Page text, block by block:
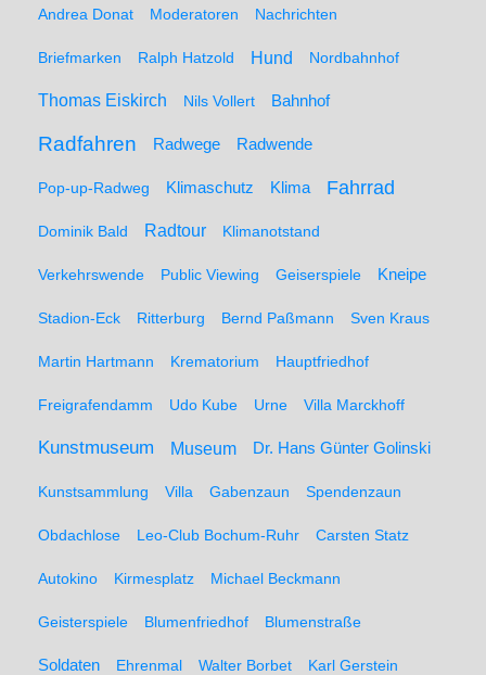
Andrea Donat Moderatoren Nachrichten
Briefmarken Ralph Hatzold Hund Nordbahnhof
Thomas Eiskirch Nils Vollert Bahnhof
Radfahren Radwege Radwende
Pop-up-Radweg Klimaschutz Klima Fahrrad
Dominik Bald Radtour Klimanotstand
Verkehrswende Public Viewing Geiserspiele Kneipe
Stadion-Eck Ritterburg Bernd Paßmann Sven Kraus
Martin Hartmann Krematorium Hauptfriedhof
Freigrafendamm Udo Kube Urne Villa Marckhoff
Kunstmuseum Museum Dr. Hans Günter Golinski
Kunstsammlung Villa Gabenzaun Spendenzaun
Obdachlose Leo-Club Bochum-Ruhr Carsten Statz
Autokino Kirmesplatz Michael Beckmann
Geisterspiele Blumenfriedhof Blumenstraße
Soldaten Ehrenmal Walter Borbet Karl Gerstein